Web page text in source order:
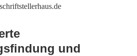
und